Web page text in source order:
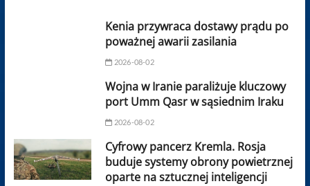
Kenia przywraca dostawy prądu po
poważnej awarii zasilania
2026-08-02
Wojna w Iranie paraliżuje kluczowy
port Umm Qasr w sąsiednim Iraku
2026-08-02
Cyfrowy pancerz Kremla. Rosja
buduje systemy obrony powietrznej
oparte na sztucznej inteligencji